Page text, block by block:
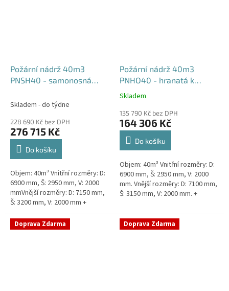
Požární nádrž 40m3
PNSH40 - samonosná
Skladem - do týdne
228 690 Kč bez DPH
276 715 Kč
Do košíku
Objem: 40m³ Vnitřní rozměry: D:
6900 mm, Š: 2950 mm, V: 2000
mmVnější rozměry: D: 7150 mm,
Š: 3200 mm, V: 2000 mm +
komínek Běžná doba dodání 2-3
týdny od objednávky. Rozměry...
Požární nádrž 40m3
PNHO40 - hranatá k
obetonování
Průměrné
produktu
je
5,0
hvězdiček.
Skladem
135 790 Kč bez DPH
164 306 Kč
Do košíku
Objem: 40m³ Vnitřní rozměry: D:
6900 mm, Š: 2950 mm, V: 2000
mm. Vnější rozměry: D: 7100 mm,
Š: 3150 mm, V: 2000 mm. +
týdny od objednávky....
Doprava Zdarma Doprava Zdarma